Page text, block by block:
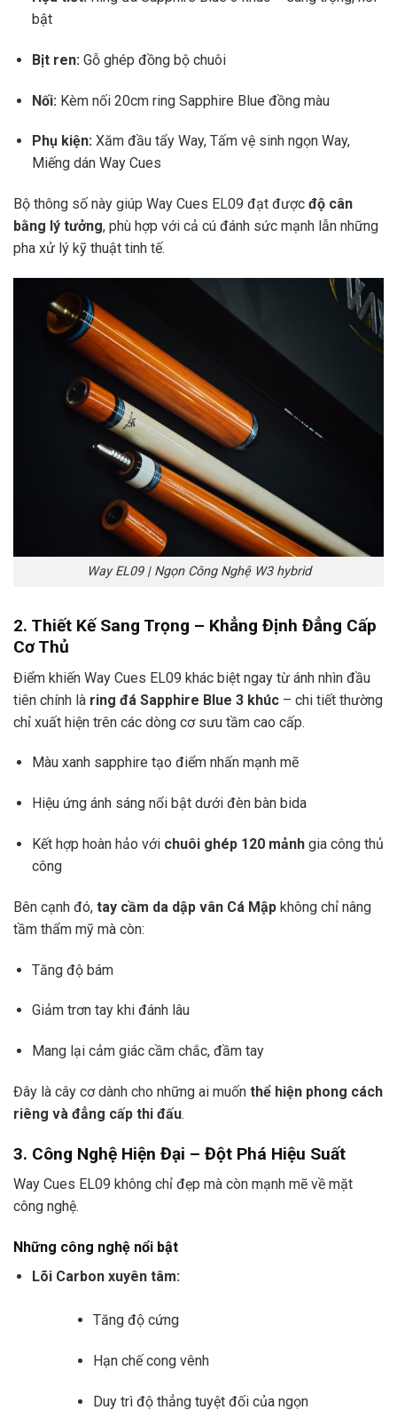
bật
Bịt ren:Gỗ ghép đồng bộ chuôi
Nối: Kèm nối 20cm ring Sapphire Blue đồng màu
Phụ kiện:Xăm đầu tẩy Way, Tấm vệ sinh ngọn Way,
Miếng dán Way Cues
Bộ thông số này giúp Way Cues EL09 đạt được độ cân
bằng lý tưởng, phù hợp với cả cú đánh sức mạnh lẫn những
pha xử lý kỹ thuật tinh tế.
Way EL09 | Ngọn Công Nghệ W3 hybrid
2. Thiết Kế Sang Trọng – Khẳng Định Đẳng Cấp
Cơ Thủ
Điểm khiến Way Cues EL09 khác biệt ngay từ ánh nhìn đầu
tiên chính là ring đá Sapphire Blue 3 khúc – chi tiết thường
chỉ xuất hiện trên các dòng cơ sưu tầm cao cấp.
Màu xanh sapphire tạo điểm nhấn mạnh mẽ
Hiệu ứng ánh sáng nổi bật dưới đèn bàn bida
Kết hợp hoàn hảo với chuôi ghép 120 mảnhgia công thủ
công
Bên cạnh đó, tay cầm da dập vân Cá Mập không chỉ nâng
tầm thẩm mỹ mà còn:
Tăng độ bám
Giảm trơn tay khi đánh lâu
Mang lại cảm giác cầm chắc, đầm tay
Đây là cây cơ dành cho những ai muốn thể hiện phong cách
riêng và đẳng cấp thi đấu.
3. Công Nghệ Hiện Đại – Đột Phá Hiệu Suất
Way Cues EL09 không chỉ đẹp mà còn mạnh mẽ về mặt
công nghệ.
Những công nghệ nổi bật
Lõi Carbon xuyên tâm:
Tăng độ cứng
Hạn chế cong vênh
Duy trì độ thẳng tuyệt đối của ngọn